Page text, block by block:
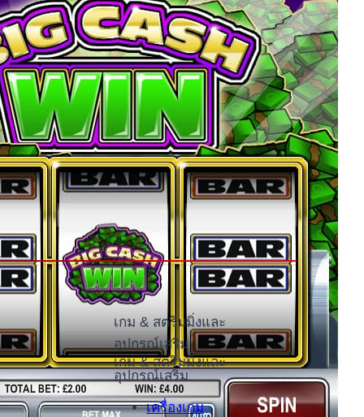
เกม & สตรีมมิ่งและ
อุปกรณ์เสริม
เกม & สตรีมมิ่งและ
อุปกรณ์เสริม
เครื่องเกม